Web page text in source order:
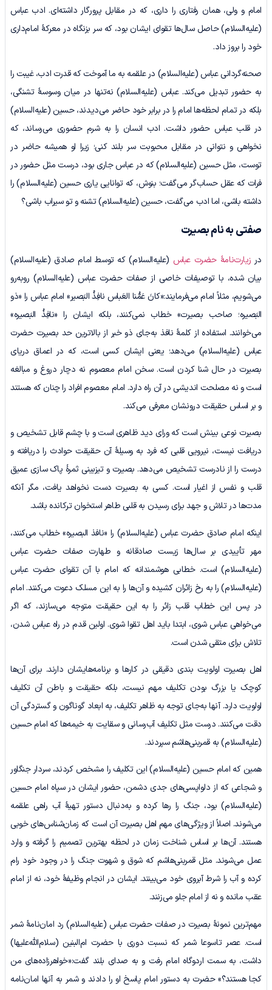
امام و ولی، همان رفتاری را داری، که در مقابل پرورگار داشته‌ای. ادب عباس
(علیه‌السلام) حاصل سال‌ها تقوای ایشان بود، که سر بزنگاه در معرکۀ امام‌داری
خود را بروز داد.
صحنه‌گردانی عباس (علیه‌السلام) در علقمه به ما آموخت که قدرت ادب، غیبت را
به حضور تبدیل می‌کند. عباس (علیه‌السلام) نه‌تنها در میان وسوسۀ تشنگی،
بلکه در تمام لحظه‌ها امام را در برابر خود حاضر می‌دیدند، حسین (علیه‌السلام)
در قلب عباس حضور داشت. ادب انسان را به شرم حضوری می‌رساند، که
نخواهی و نتوانی در مقابل محبوبت سر بلند کنی؛ زیرا او همیشه حاضر در
توست، مثل حسین (علیه‌السلام) که در عباس جاری بود، درست مثل حضور در
فرات که عقل حساب‌گر می‌گفت؛ بنوش، که توانایی یاری حسین (علیه‌السلام) را
داشته باشی، اما ادب می‌گفت، حسین (علیه‌السلام) تشنه و تو سیراب باشی؟
صفتی به نام بصیرت
در زیارت‌نامۀ حضرت عباس (علیه‌السلام) که توسط امام صادق (علیه‌السلام)
بیان شده، با توصیفات خاصی از صفات حضرت عباس (علیه‌السلام) روبه‌رو
می‌شویم، مثلاً امام می‌فرمایند:«کانَ عَمُّنا العَباس نافِذُ البَصیر» امام عباس را «ذو
البَصیره؛ صاحب بصیرت» خطاب نمی‌کنند، بلکه ایشان را «نافِذُ البَصیره»
می‌خوانند. استفاده از کلمۀ نافذ به‌جای ذو خبر از بالاترین حد بصیرت حضرت
عباس (علیه‌السلام) می‌دهد؛ یعنی ایشان کسی است، که در اعماق دریای
بصیرت در حال شنا کردن است. سخن امام معصوم نه دچار دروغ و مبالغه
است و نه مصلحت اندیشی در آن راه دارد. امام معصوم افراد را چنان که هستند
و بر اساس حقیقت درونشان معرفی می‌کند.
بصیرت نوعی بینش است که ورای دید ظاهری است و با چشم قابل تشخیص و
دریافت نیست، نیرویی قلبی که فرد به وسیلۀ آن حقیقت حوادث را دریافته و
درست را از نادرست تشخیص می‌دهد. بصیرت و تیزبینی ثمرۀ پاک سازی عمیق
قلب و نفس از اغیار است. کسی به بصیرت دست نخواهد یافت، مگر آنکه
مدت‌ها در تلاش و جهد برای رسیدن به قلبی طاهر استخوان ترکانده باشد.
اینکه امام صادق حضرت عباس (علیه‌السلام) را «نافذ البصیره» خطاب می‌کنند،
مهر تأییدی بر سال‌ها زیست صادقانه و طهارت صفات حضرت عباس
(علیه‌السلام) است. خطابی هوشمندانه که امام با آن تقوای حضرت عباس
(علیه‌السلام) را به رخ زائران کشیده و آن‌ها را به این مسلک دعوت می‌کنند. امام
در پس این خطاب قلب زائر را به این حقیقت متوجه می‌سازند، که اگر
می‌خواهی عباس شوی، ابتدا باید اهل تقوا شوی. اولین قدم در راه عباس شدن،
تلاش برای متقی شدن است.
اهل بصیرت اولویت بندی دقیقی در کارها و برنامه‌هایشان دارند. برای آن‌ها
کوچک یا بزرگ بودن تکلیف مهم نیست، بلکه حقیقت و باطن آن تکلیف
اولویت دارد. آنها به‌جای توجه به ظاهر تکلیف، به ابعاد گوناگون و گستردگی آن
دقت می‌کنند. درست مثل تکلیف آب‌رسانی و سقایت به خیمه‌ها که امام حسین
(علیه‌السلام) به قمربنی‌هاشم سپردند.
همین که امام حسین (علیه‌السلام) این تکلیف را مشخص کردند، سردار جنگاور
و شجاعی که از دلواپسی‌های جدی دشمن، حضور ایشان در سپاه امام حسین
(علیه‌السلام) بود، جنگ را رها کرده و به‌دنبال دستور تهیۀ آب راهی علقمه
می‌شوند. اصلاً از ویژگی‌های مهم اهل بصیرت آن است که زمان‌شناس‌های خوبی
هستند. آن‌ها بر اساس شناخت زمان در لحظه بهترین تصمیم را گرفته و وارد
عمل می‌شوند. مثل قمربنی‌هاشم که شوق و شهوت جنگ را در وجود خود رام
کرده و آب را شرط آبروی خود می‌بینند. ایشان در انجام وظیفۀ خود، نه از امام
عقب مانده و نه از امام جلو می‌زنند.
مهم‌ترین نمونۀ بصیرت در صفات حضرت عباس (علیه‌السلام) رد امان‌نامۀ شمر
است. عصر تاسوعا شمر که نسبت دوری با حضرت ام‌البنین (سلام‌الله‌علیها)
داشت، به سمت اردوگاه امام رفت و به صدای بلند گفت:«خواهرزاده‌های من
کجا هستند؟» حضرت به دستور امام پاسخ او را دادند و شمر به آنها امان‌نامه